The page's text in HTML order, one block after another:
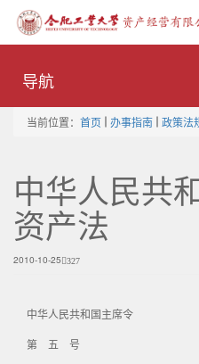
导航
当前位置： 首页 办事指南 政策法
中华人民共
资产法
2010-10-25 327
中华人民共和国主席令
第 五 号